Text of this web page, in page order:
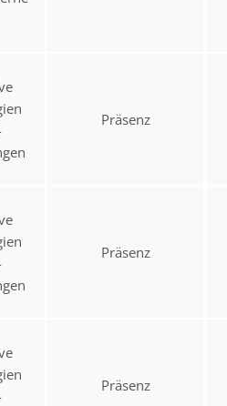
Präsenz
Präsenz
Präsenz